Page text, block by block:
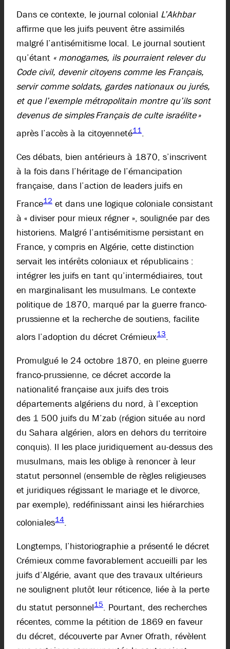
Dans ce contexte, le journal colonial L’Akhbar
affirme que les juifs peuvent être assimilés
malgré l’antisémitisme local. Le journal soutient
qu’étant « monogames, ils pourraient relever du
Code civil, devenir citoyens comme les Français,
servir comme soldats, gardes nationaux ou jurés,
et que l’exemple métropolitain montre qu’ils sont
devenus de simples Français de culte israélite »
après l’accès à la citoyenneté11.
Ces débats, bien antérieurs à 1870, s’inscrivent
à la fois dans l’héritage de l’émancipation
française, dans l’action de leaders juifs en
France12 et dans une logique coloniale consistant
à « diviser pour mieux régner », soulignée par des
historiens. Malgré l’antisémitisme persistant en
France, y compris en Algérie, cette distinction
servait les intérêts coloniaux et républicains :
intégrer les juifs en tant qu’intermédiaires, tout
en marginalisant les musulmans. Le contexte
politique de 1870, marqué par la guerre franco-
prussienne et la recherche de soutiens, facilite
alors l’adoption du décret Crémieux13.
Promulgué le 24 octobre 1870, en pleine guerre
franco-prussienne, ce décret accorde la
nationalité française aux juifs des trois
départements algériens du nord, à l’exception
des 1 500 juifs du M’zab (région située au nord
du Sahara algérien, alors en dehors du territoire
conquis). Il les place juridiquement au-dessus des
musulmans, mais les oblige à renoncer à leur
statut personnel (ensemble de règles religieuses
et juridiques régissant le mariage et le divorce,
par exemple), redéfinissant ainsi les hiérarchies
coloniales14.
Longtemps, l’historiographie a présenté le décret
Crémieux comme favorablement accueilli par les
juifs d’Algérie, avant que des travaux ultérieurs
ne soulignent plutôt leur réticence, liée à la perte
du statut personnel15. Pourtant, des recherches
récentes, comme la pétition de 1869 en faveur
du décret, découverte par Avner Ofrath, révèlent